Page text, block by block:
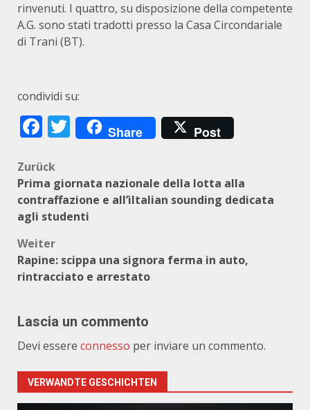
rinvenuti. I quattro, su disposizione della competente
A.G. sono stati tradotti presso la Casa Circondariale
di Trani (BT).
condividi su:
Facebook
Twitter
Share Post
Beitragsnavigation
Zurück
Prima giornata nazionale della lotta alla
contraffazione e all’ìItalian sounding dedicata
agli studenti
Weiter
Rapine: scippa una signora ferma in auto,
rintracciato e arrestato
Lascia un commento
Devi essere connesso per inviare un commento.
VERWANDTE GESCHICHTEN